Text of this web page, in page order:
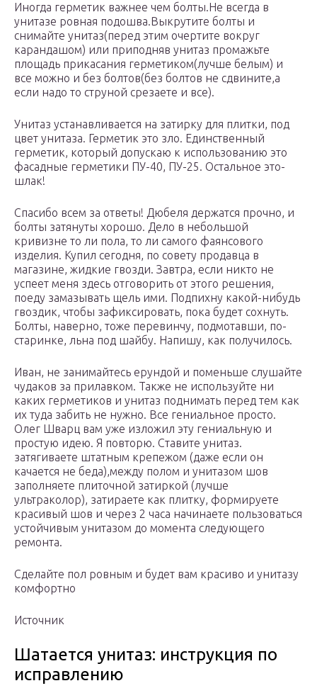
Иногда герметик важнее чем болты.Не всегда в
унитазе ровная подошва.Выкрутите болты и
снимайте унитаз(перед этим очертите вокруг
карандашом) или приподняв унитаз промажьте
площадь прикасания герметиком(лучше белым) и
все можно и без болтов(без болтов не сдвините,а
если надо то струной срезаете и все).
Унитаз устанавливается на затирку для плитки, под
цвет унитаза. Герметик это зло. Единственный
герметик, который допускаю к использованию это
фасадные герметики ПУ-40, ПУ-25. Остальное это-
шлак!
Спасибо всем за ответы! Дюбеля держатся прочно, и
болты затянуты хорошо. Дело в небольшой
кривизне то ли пола, то ли самого фаянсового
изделия. Купил сегодня, по совету продавца в
магазине, жидкие гвозди. Завтра, если никто не
успеет меня здесь отговорить от этого решения,
поеду замазывать щель ими. Подпихну какой-нибудь
гвоздик, чтобы зафиксировать, пока будет сохнуть.
Болты, наверно, тоже перевинчу, подмотавши, по-
старинке, льна под шайбу. Напишу, как получилось.
Иван, не занимайтесь ерундой и поменьше слушайте
чудаков за прилавком. Также не используйте ни
каких герметиков и унитаз поднимать перед тем как
их туда забить не нужно. Все гениальное просто.
Олег Шварц вам уже изложил эту гениальную и
простую идею. Я повторю. Ставите унитаз.
затягиваете штатным крепежом (даже если он
качается не беда),между полом и унитазом шов
заполняете плиточной затиркой (лучше
ультраколор), затираете как плитку, формируете
красивый шов и через 2 часа начинаете пользоваться
устойчивым унитазом до момента следующего
ремонта.
Сделайте пол ровным и будет вам красиво и унитазу
комфортно
Источник
Шатается унитаз: инструкция по
исправлению